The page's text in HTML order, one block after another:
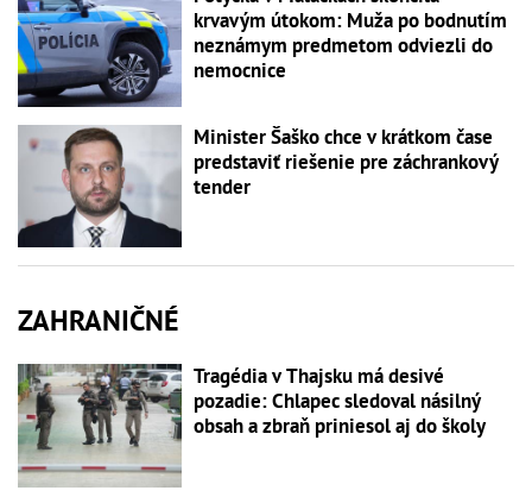
krvavým útokom: Muža po bodnutím
neznámym predmetom odviezli do
nemocnice
Minister Šaško chce v krátkom čase
predstaviť riešenie pre záchrankový
tender
ZAHRANIČNÉ
Tragédia v Thajsku má desivé
pozadie: Chlapec sledoval násilný
obsah a zbraň priniesol aj do školy